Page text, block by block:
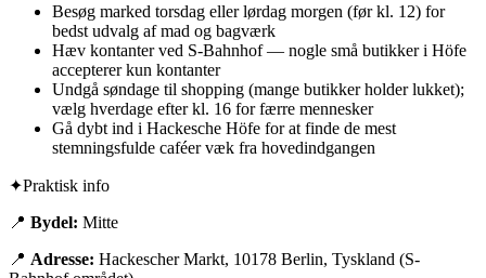
Besøg marked torsdag eller lørdag morgen (før kl. 12) for
bedst udvalg af mad og bagværk
Hæv kontanter ved S-Bahnhof — nogle små butikker i Höfe
accepterer kun kontanter
Undgå søndage til shopping (mange butikker holder lukket);
vælg hverdage efter kl. 16 for færre mennesker
Gå dybt ind i Hackesche Höfe for at finde de mest
stemningsfulde caféer væk fra hovedindgangen
✦Praktisk info
📍 Bydel: Mitte
📍 Adresse: Hackescher Markt, 10178 Berlin, Tyskland (S-